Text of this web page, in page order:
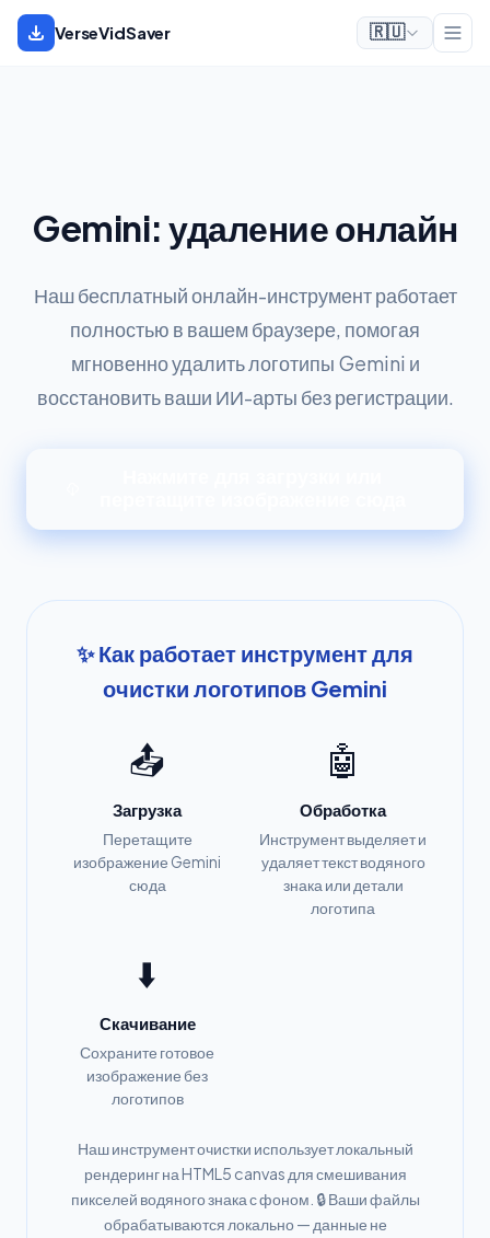
VerseVidSaver 🇷🇺
Gemini: удаление онлайн
Наш бесплатный онлайн-инструмент работает
полностью в вашем браузере, помогая
мгновенно удалить логотипы Gemini и
восстановить ваши ИИ-арты без регистрации.
✨ Как работает инструмент для
очистки логотипов Gemini
📤
Загрузка
Перетащите
изображение Gemini
сюда
🤖
Обработка
Инструмент выделяет и
удаляет текст водяного
знака или детали
логотипа
⬇️
Скачивание
Сохраните готовое
изображение без
логотипов
Наш инструмент очистки использует локальный
рендеринг на HTML5 canvas для смешивания
пикселей водяного знака с фоном. 🔒 Ваши файлы
обрабатываются локально — данные не